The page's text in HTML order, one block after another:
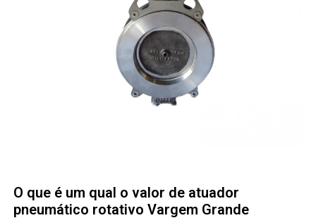
O que é um qual o valor de atuador
pneumático rotativo Vargem Grande